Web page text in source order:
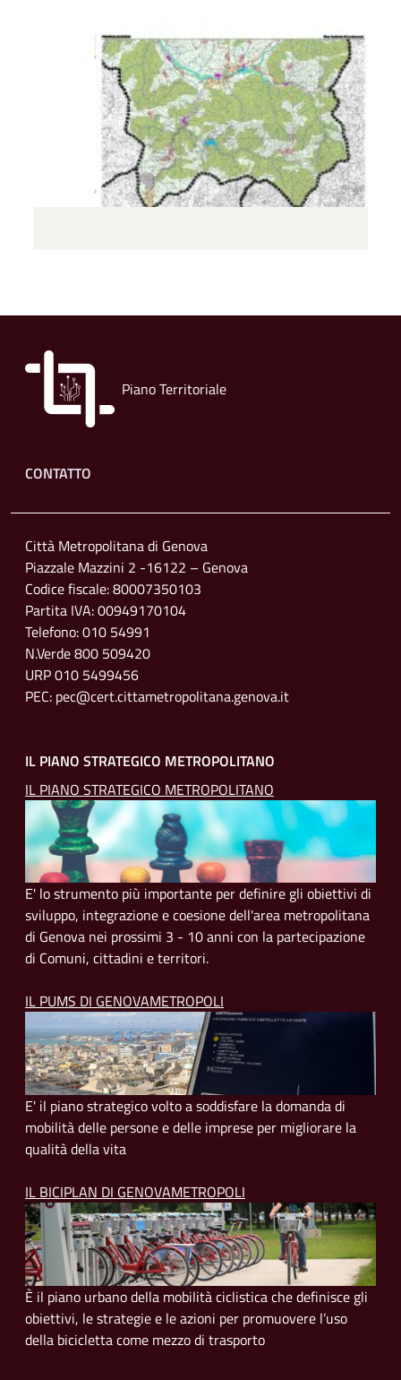
Piano Territoriale
Footer menu
CONTATTO
Città Metropolitana di Genova
Piazzale Mazzini 2 -16122 – Genova
Codice fiscale: 80007350103
Partita IVA: 00949170104
Telefono: 010 54991
N.Verde 800 509420
URP 010 5499456
PEC: pec@cert.cittametropolitana.genova.it
IL PIANO STRATEGICO METROPOLITANO
IL PIANO STRATEGICO METROPOLITANO
E' lo strumento più importante per definire gli obiettivi di
sviluppo, integrazione e coesione dell'area metropolitana
di Genova nei prossimi 3 - 10 anni con la partecipazione
di Comuni, cittadini e territori.
IL PUMS DI GENOVAMETROPOLI
E' il piano strategico volto a soddisfare la domanda di
mobilità delle persone e delle imprese per migliorare la
qualità della vita
IL BICIPLAN DI GENOVAMETROPOLI
È il piano urbano della mobilità ciclistica che definisce gli
obiettivi, le strategie e le azioni per promuovere l’uso
della bicicletta come mezzo di trasporto